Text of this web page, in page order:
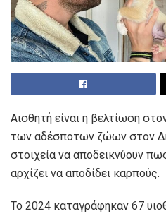
Αισθητή είναι η βελτίωση
των αδέσποτων ζώων στον
στοιχεία να αποδεικνύουν
αρχίζει να αποδίδει καρπούς.
Το 2024 καταγράφηκαν 67